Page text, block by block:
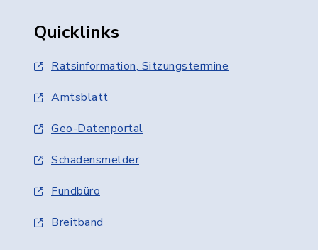
Quicklinks
Ratsinformation, Sitzungstermine
Amtsblatt
Geo-Datenportal
Schadensmelder
Fundbüro
Breitband